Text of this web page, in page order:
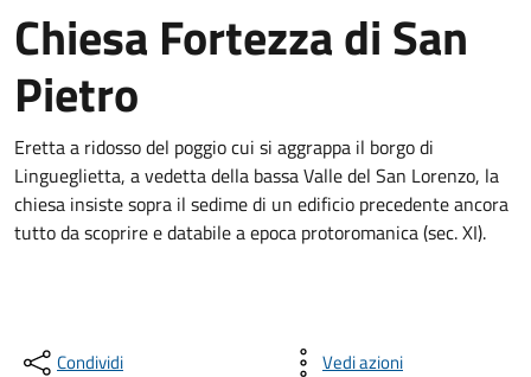
Chiesa Fortezza di San
Pietro
Eretta a ridosso del poggio cui si aggrappa il borgo di
Lingueglietta, a vedetta della bassa Valle del San Lorenzo, la
chiesa insiste sopra il sedime di un edificio precedente ancora
tutto da scoprire e databile a epoca protoromanica (sec. XI).
Condividi Vedi azioni